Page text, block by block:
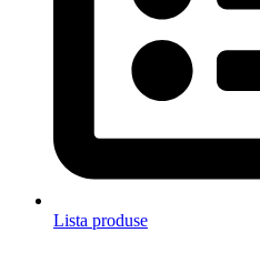
Lista produse